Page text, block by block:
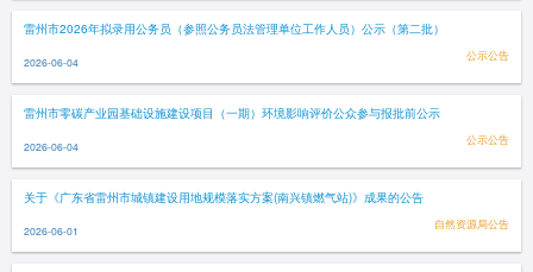
雷州市2026年拟录用公务员（参照公务员法管理单位工作人员）公示（第二批）
2026-06-04 公示公告
雷州市零碳产业园基础设施建设项目（一期）环境影响评价公众参与报批前公示
2026-06-04 公示公告
关于《广东省雷州市城镇建设用地规模落实方案(南兴镇燃气站)》成果的公告
2026-06-01 自然资源局公告